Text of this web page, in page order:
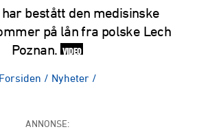
bestått den medisinske
på lån fra polske Lech
Poznan. VIDEO
Forsiden / Nyheter /
ANNONSE: